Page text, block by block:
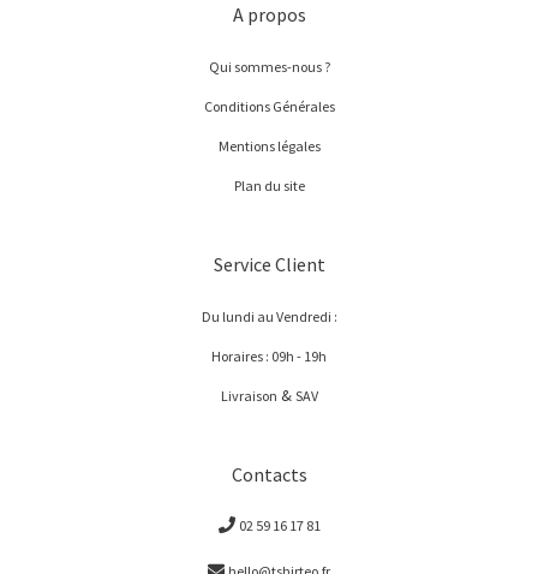
A propos
Qui sommes-nous ?
Conditions Générales
Mentions légales
Plan du site
Service Client
Du lundi au Vendredi :
Horaires : 09h - 19h
Livraison & SAV
Contacts
02 59 16 17 81
hello@tshirteo.fr